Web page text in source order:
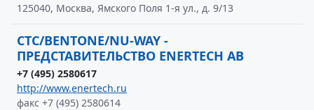
125040, Москва, Ямского Поля 1-я ул., д. 9/13
CTC/BENTONE/NU-WAY -
ПРЕДСТАВИТЕЛЬСТВО ENERTECH AB
+7 (495) 2580617
http://www.enertech.ru
факс +7 (495) 2580614